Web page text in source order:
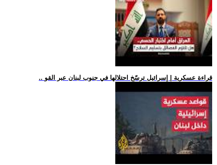
.. قراءة عسكرية | إسرائيل ترسّخ احتلالها في جنوب لبنان عبر القو